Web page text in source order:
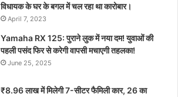
विधायक के घर के बगल में चल रहा था कारोबार।
April 7, 2023
Yamaha RX 125: पुराने लुक में नया दम! युवाओं की
पहली पसंद फिर से करेगी वापसी मचाएगी तहलका!
June 25, 2025
₹8.96 लाख में मिलेगी 7-सीटर फैमिली कार, 26 का